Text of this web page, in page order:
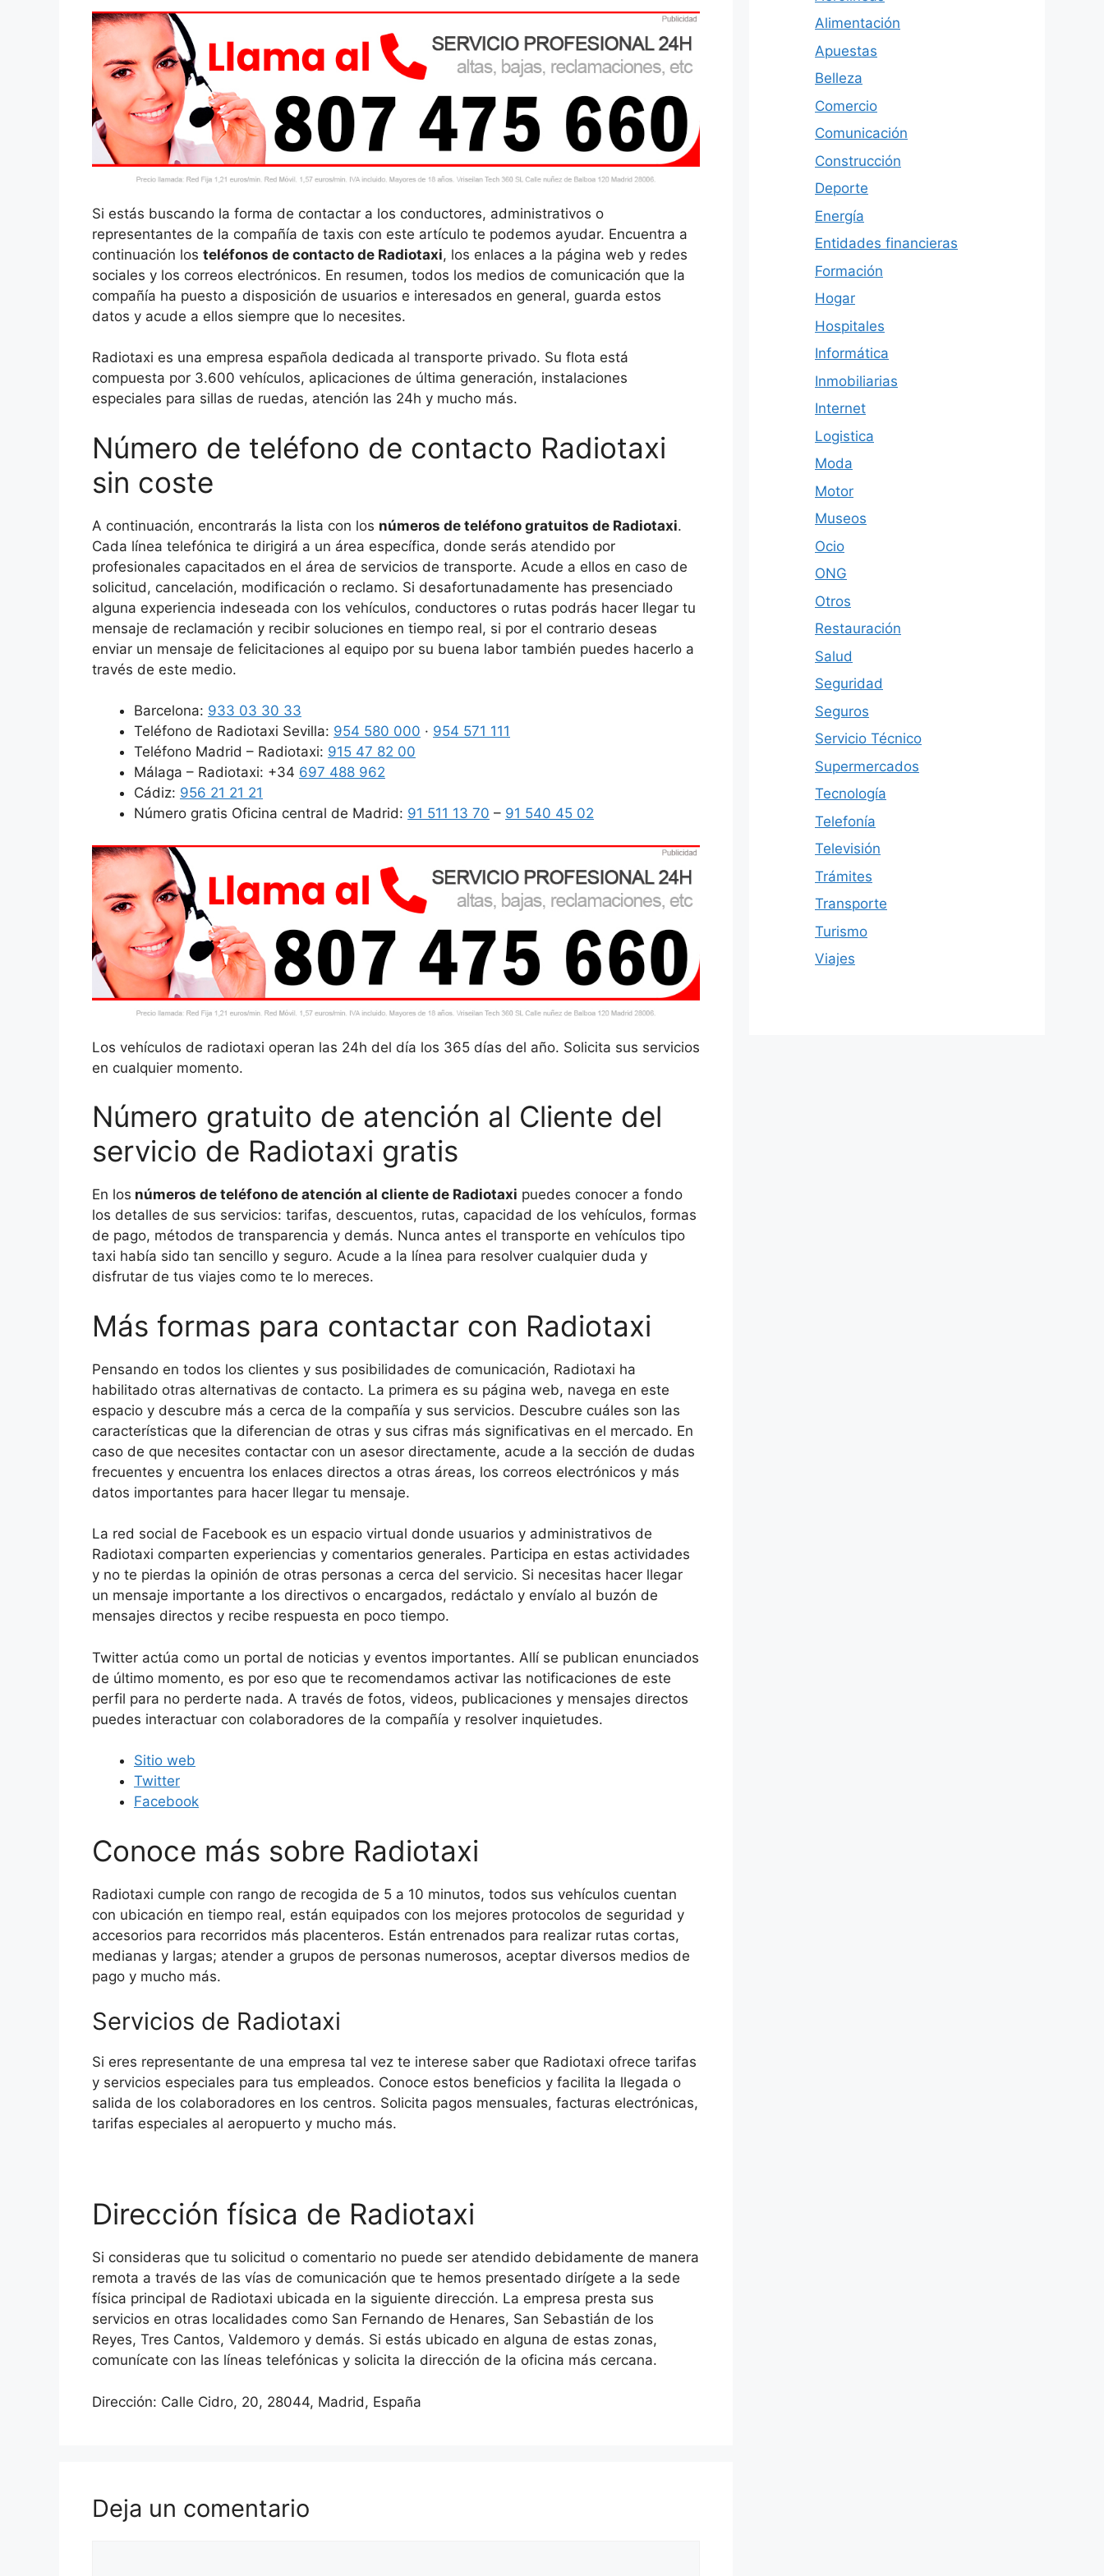
Si estás buscando la forma de contactar a los conductores, administrativos o
representantes de la compañía de taxis con este artículo te podemos ayudar. Encuentra a
continuación los teléfonos de contacto de Radiotaxi, los enlaces a la página web y redes
sociales y los correos electrónicos. En resumen, todos los medios de comunicación que la
compañía ha puesto a disposición de usuarios e interesados en general, guarda estos
datos y acude a ellos siempre que lo necesites.
Radiotaxi es una empresa española dedicada al transporte privado. Su flota está
compuesta por 3.600 vehículos, aplicaciones de última generación, instalaciones
especiales para sillas de ruedas, atención las 24h y mucho más.
Número de teléfono de contacto Radiotaxi
sin coste
A continuación, encontrarás la lista con los números de teléfono gratuitos de Radiotaxi.
Cada línea telefónica te dirigirá a un área específica, donde serás atendido por
profesionales capacitados en el área de servicios de transporte. Acude a ellos en caso de
solicitud, cancelación, modificación o reclamo. Si desafortunadamente has presenciado
alguna experiencia indeseada con los vehículos, conductores o rutas podrás hacer llegar tu
mensaje de reclamación y recibir soluciones en tiempo real, si por el contrario deseas
enviar un mensaje de felicitaciones al equipo por su buena labor también puedes hacerlo a
través de este medio.
Barcelona: 933 03 30 33
Teléfono de Radiotaxi Sevilla: 954 580 000 · 954 571 111
Teléfono Madrid – Radiotaxi: 915 47 82 00
Málaga – Radiotaxi: +34 697 488 962
Cádiz: 956 21 21 21
Número gratis Oficina central de Madrid: 91 511 13 70 – 91 540 45 02
Los vehículos de radiotaxi operan las 24h del día los 365 días del año. Solicita sus servicios
en cualquier momento.
Número gratuito de atención al Cliente del
servicio de Radiotaxi gratis
En los números de teléfono de atención al cliente de Radiotaxi puedes conocer a fondo
los detalles de sus servicios: tarifas, descuentos, rutas, capacidad de los vehículos, formas
de pago, métodos de transparencia y demás. Nunca antes el transporte en vehículos tipo
taxi había sido tan sencillo y seguro. Acude a la línea para resolver cualquier duda y
disfrutar de tus viajes como te lo mereces.
Más formas para contactar con Radiotaxi
Pensando en todos los clientes y sus posibilidades de comunicación, Radiotaxi ha
habilitado otras alternativas de contacto. La primera es su página web, navega en este
espacio y descubre más a cerca de la compañía y sus servicios. Descubre cuáles son las
características que la diferencian de otras y sus cifras más significativas en el mercado. En
caso de que necesites contactar con un asesor directamente, acude a la sección de dudas
frecuentes y encuentra los enlaces directos a otras áreas, los correos electrónicos y más
datos importantes para hacer llegar tu mensaje.
La red social de Facebook es un espacio virtual donde usuarios y administrativos de
Radiotaxi comparten experiencias y comentarios generales. Participa en estas actividades
y no te pierdas la opinión de otras personas a cerca del servicio. Si necesitas hacer llegar
un mensaje importante a los directivos o encargados, redáctalo y envíalo al buzón de
mensajes directos y recibe respuesta en poco tiempo.
Twitter actúa como un portal de noticias y eventos importantes. Allí se publican enunciados
de último momento, es por eso que te recomendamos activar las notificaciones de este
perfil para no perderte nada. A través de fotos, videos, publicaciones y mensajes directos
puedes interactuar con colaboradores de la compañía y resolver inquietudes.
Sitio web
Twitter
Facebook
Conoce más sobre Radiotaxi
Radiotaxi cumple con rango de recogida de 5 a 10 minutos, todos sus vehículos cuentan
con ubicación en tiempo real, están equipados con los mejores protocolos de seguridad y
accesorios para recorridos más placenteros. Están entrenados para realizar rutas cortas,
medianas y largas; atender a grupos de personas numerosos, aceptar diversos medios de
pago y mucho más.
Servicios de Radiotaxi
Si eres representante de una empresa tal vez te interese saber que Radiotaxi ofrece tarifas
y servicios especiales para tus empleados. Conoce estos beneficios y facilita la llegada o
salida de los colaboradores en los centros. Solicita pagos mensuales, facturas electrónicas,
tarifas especiales al aeropuerto y mucho más.
Dirección física de Radiotaxi
Si consideras que tu solicitud o comentario no puede ser atendido debidamente de manera
remota a través de las vías de comunicación que te hemos presentado dirígete a la sede
física principal de Radiotaxi ubicada en la siguiente dirección. La empresa presta sus
servicios en otras localidades como San Fernando de Henares, San Sebastián de los
Reyes, Tres Cantos, Valdemoro y demás. Si estás ubicado en alguna de estas zonas,
comunícate con las líneas telefónicas y solicita la dirección de la oficina más cercana.
Dirección: Calle Cidro, 20, 28044, Madrid, España
Deja un comentario
Alimentación
Apuestas
Belleza
Comercio
Comunicación
Construcción
Deporte
Energía
Entidades financieras
Formación
Hogar
Hospitales
Informática
Inmobiliarias
Internet
Logistica
Moda
Motor
Museos
Ocio
ONG
Otros
Restauración
Salud
Seguridad
Seguros
Servicio Técnico
Supermercados
Tecnología
Telefonía
Televisión
Trámites
Transporte
Turismo
Viajes